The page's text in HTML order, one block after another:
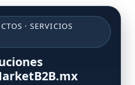
· SERVICIOS